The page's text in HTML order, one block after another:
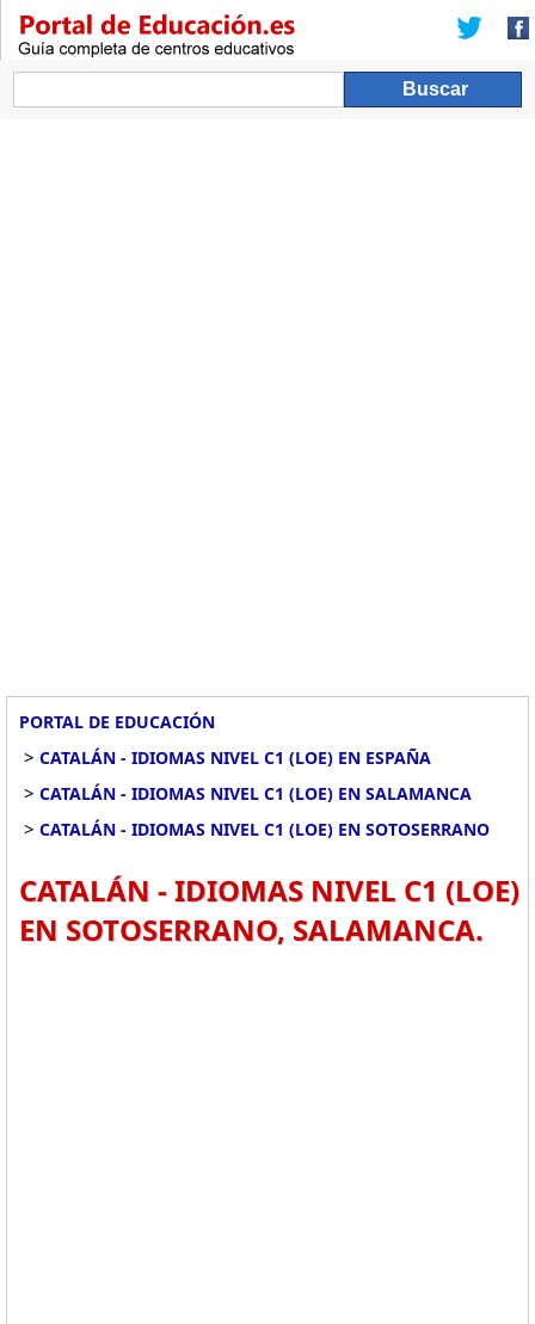
PORTAL DE EDUCACIÓN
> CATALÁN - IDIOMAS NIVEL C1 (LOE) EN ESPAÑA
> CATALÁN - IDIOMAS NIVEL C1 (LOE) EN SALAMANCA
> CATALÁN - IDIOMAS NIVEL C1 (LOE) EN SOTOSERRANO
CATALÁN - IDIOMAS NIVEL C1 (LOE)
EN SOTOSERRANO, SALAMANCA.